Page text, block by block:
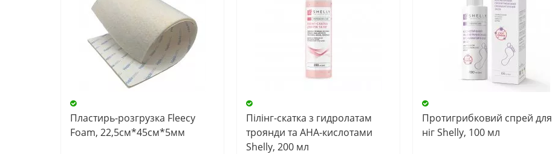
Пластирь-розгрузка Fleecy
Foam, 22,5см*45см*5мм
Пілінг-скатка з гидролатам
троянди та АНА-кислотами
Shelly, 200 мл
Протигрибковий спрей для
ніг Shelly, 100 мл